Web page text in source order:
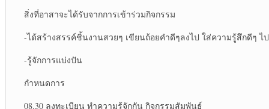
สิ่งที่อาสาจะได้รับจากการเข้าร่วมกิจกรรม
-ได้สร้างสรรค์ชิ้นงานสวยๆ เขียนถ้อยคำดีๆลงไป ใส่ความรู้สึกดีๆ ไป
-รู้จักการแบ่งปัน
กำหนดการ
08.30 ลงทะเบียน ทำความรู้จักกัน กิจกรรมสัมพันธ์